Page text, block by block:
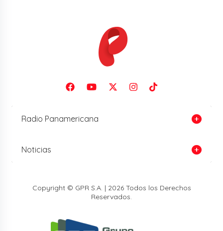
Radio Panamericana
Noticias
Copyright © GPR S.A. | 2026 Todos los Derechos
Reservados.